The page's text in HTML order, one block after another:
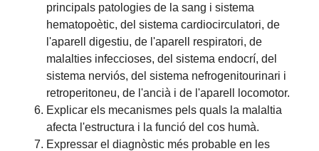
principals patologies de la sang i sistema
hematopoètic, del sistema cardiocirculatori, de
l'aparell digestiu, de l'aparell respiratori, de
malalties infeccioses, del sistema endocrí, del
sistema nerviós, del sistema nefrogenitourinari i
retroperitoneu, de l'ancià i de l'aparell locomotor.
Explicar els mecanismes pels quals la malaltia
afecta l'estructura i la funció del cos humà.
Expressar el diagnòstic més probable en les